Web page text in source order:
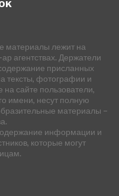
материалы лежит на
агентствах. Держатели
содержание присланных
тексты, фотографии и
сайте пользователи,
имени, несут полную
материалы –
информации и
которые могут